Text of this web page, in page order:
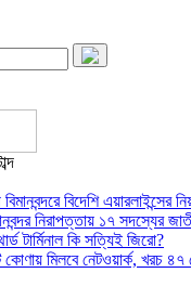
বিদেশি এয়ারলাইন্সের
নিরাপত্তায় ১৭ সদস্যের
টার্মিনাল কি সত্যিই জিরো?
কোণায় মিলবে নেটওয়ার্ক, খরচ ৪৭